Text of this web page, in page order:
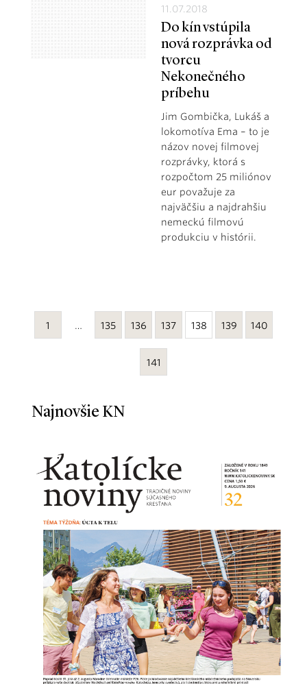
11.07.2018
Do kín vstúpila
nová rozprávka od
tvorcu
Nekonečného
príbehu
Jim Gombička, Lukáš a
lokomotíva Ema – to je
názov novej filmovej
rozprávky, ktorá s
rozpočtom 25 miliónov
eur považuje za
najväčšiu a najdrahšiu
nemeckú filmovú
produkciu v histórii.
1 … 135 136 137 138 139 140
141
Najnovšie KN